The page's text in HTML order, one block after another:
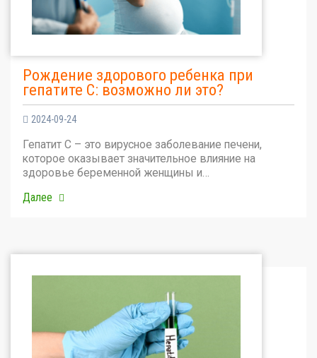
Рождение здорового ребенка при
гепатите С: возможно ли это?
2024-09-24
Гепатит С – это вирусное заболевание печени,
которое оказывает значительное влияние на
здоровье беременной женщины и…
Далее